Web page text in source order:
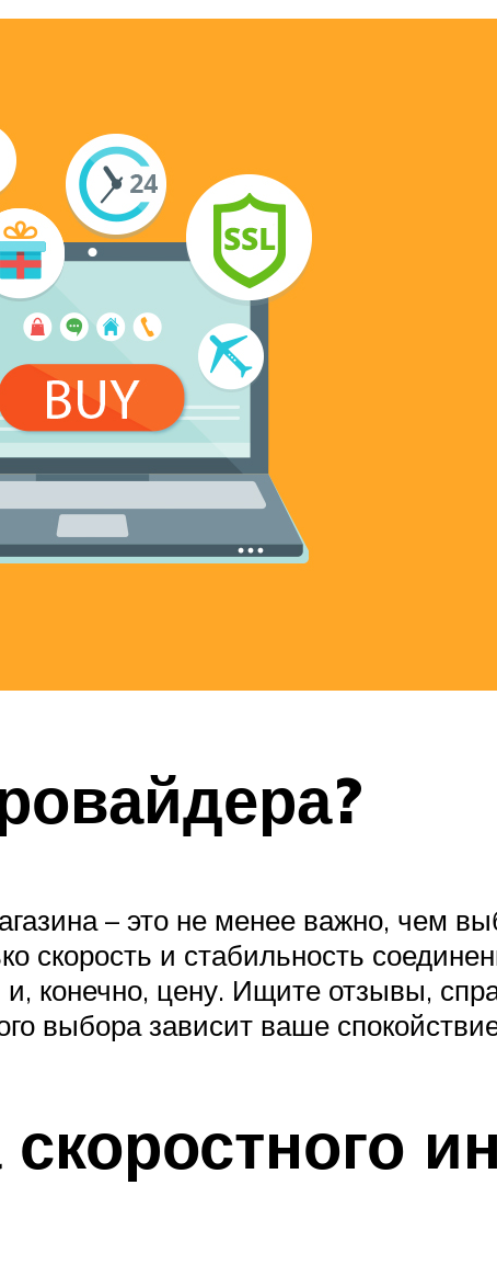
– это не менее важно, чем
скорость и стабильность
и, конечно, цену. Ищите отзывы,
выбора зависит ваше